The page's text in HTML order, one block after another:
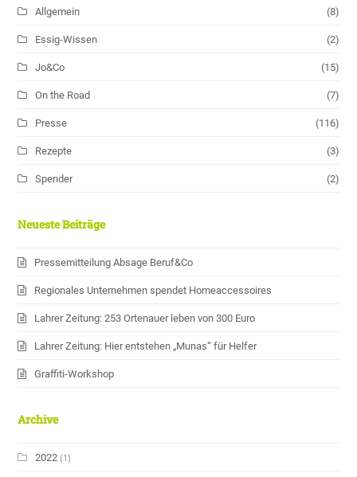
Allgemein (8)
Essig-Wissen (2)
Jo&Co (15)
On the Road (7)
Presse (116)
Rezepte (3)
Spender (2)
Neueste Beiträge
Pressemitteilung Absage Beruf&Co
Regionales Unternehmen spendet Homeaccessoires
Lahrer Zeitung: 253 Ortenauer leben von 300 Euro
Lahrer Zeitung: Hier entstehen „Munas“ für Helfer
Graffiti-Workshop
Archive
2022(1)